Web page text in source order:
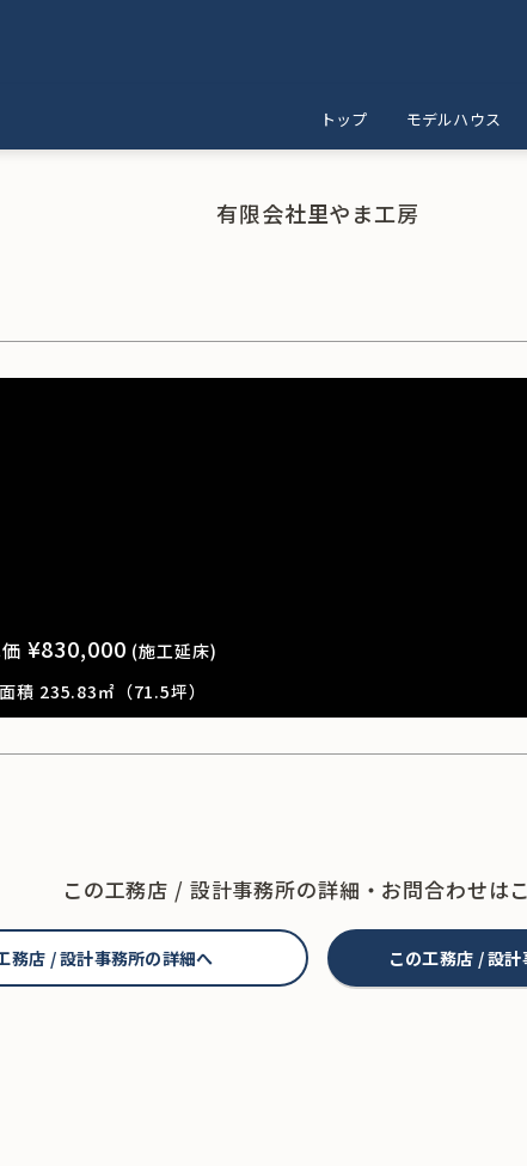
トップ モデルハウス
有限会社里やま工房
¥830,000 (施工延床)
積 235.83㎡（71.5坪）
この工務店 / 設計事務所の詳細・お問合わせは
務店 / 設計事務所の詳細へ この工務店 / 設